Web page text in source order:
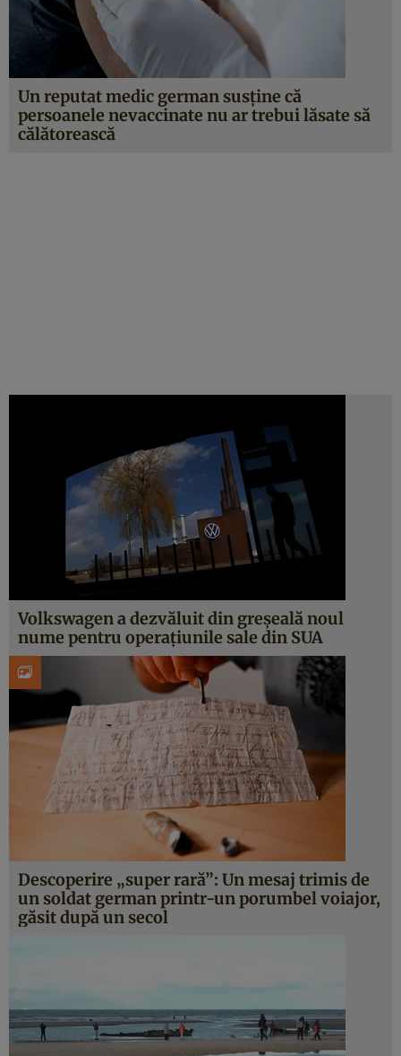
Un reputat medic german susține că
persoanele nevaccinate nu ar trebui lăsate să
călătorească
Volkswagen a dezvăluit din greșeală noul
nume pentru operațiunile sale din SUA
Descoperire „super rară”: Un mesaj trimis de
un soldat german printr-un porumbel voiajor,
găsit după un secol